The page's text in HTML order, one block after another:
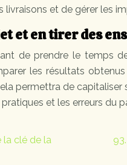
et de gérer les
et en tirer des
de prendre le temps
les résultats
permettra de capitaliser
et les erreurs du
la clé de la